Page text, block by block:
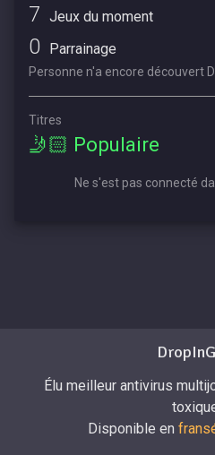
7 Jeux du moment
0 Parrainage
Personne n'a encore découvert
Titres
🤳🏻 Populaire
Ne s'est pas connecté
Élu meilleur antivirus
Disponible en